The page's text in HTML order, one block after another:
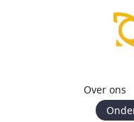
Over ons